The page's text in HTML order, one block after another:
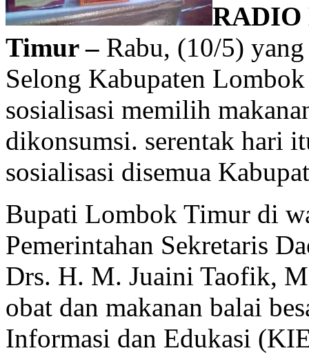
RADIO
Timur – Rabu, (10/5)
Selong Kabupaten
sosialisasi memilih
dikonsumsi. serentak hari
sosialisasi disemua
Bupati Lombok Timur di
Pemerintahan Sekretaris
Drs. H. M. Juaini Taofik,
obat dan makanan balai
Informasi dan Edukasi